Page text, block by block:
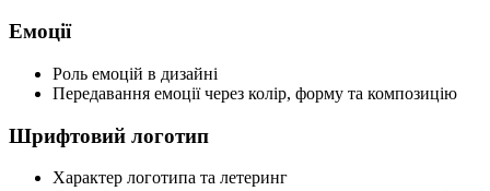
Емоції
Роль емоцій в дизайні
Передавання емоції через колір, форму та композицію
Шрифтовий логотип
Характер логотипа та летеринг